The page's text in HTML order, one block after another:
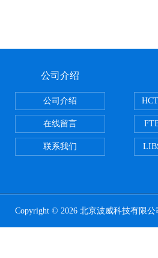
公司介绍
公司介绍
在线留言
联系我们
Copyright © 2026 北京波威科技有限公